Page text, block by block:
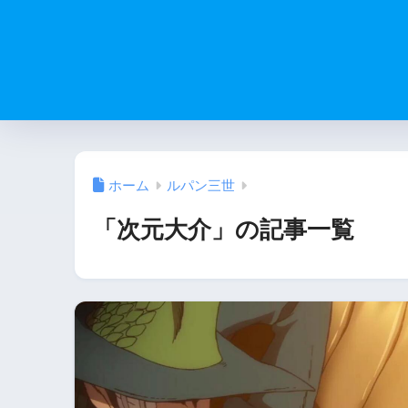
ホーム ルパン三世
「次元大介」の記事一覧